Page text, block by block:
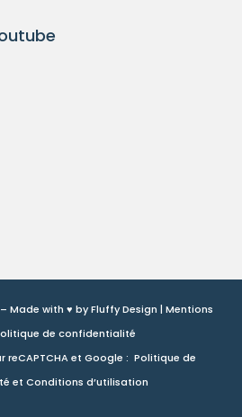
Made with ♥ byFluffy Design | Mentions
de confidentialité
et Google : Politique de
et Conditions d’utilisation